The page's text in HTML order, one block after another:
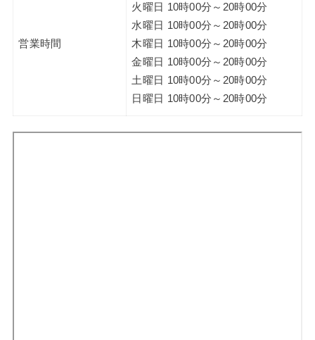
営業時間
火曜日 10時00分～20時00分
水曜日 10時00分～20時00分
木曜日 10時00分～20時00分
金曜日 10時00分～20時00分
土曜日 10時00分～20時00分
日曜日 10時00分～20時00分